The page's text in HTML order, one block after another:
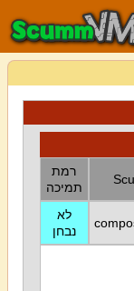
רמת
תמיכה
לא
נבחן